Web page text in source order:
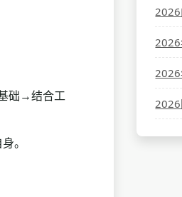
础→结合工
。